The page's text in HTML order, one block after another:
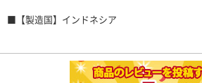
■【製造国】インドネシア